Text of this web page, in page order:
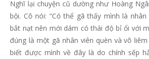
Nghĩ lại chuyện cũ dường như Hoàng
bội. Cô nói: “Có thể gã thấy mình là
bắt nạt nên mới dám có thái độ bỉ ổi với
đúng là một gã nhân viên quèn và vô
biết được mình về đây là do chính sếp